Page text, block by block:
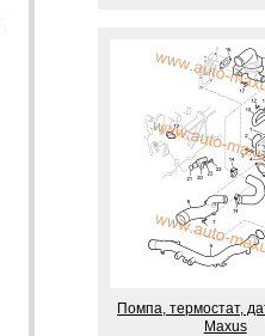
Помпа, термостат,
Maxus